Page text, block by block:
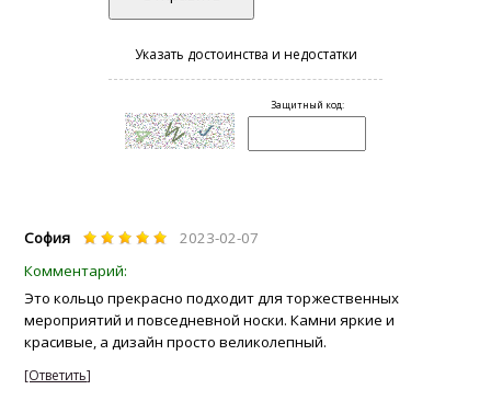
София 2023-02-07
Это кольцо прекрасно подходит для торжественных
мероприятий и повседневной носки. Камни яркие и
красивые, а дизайн просто великолепный.